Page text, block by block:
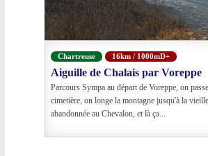
Chartreuse 16km / 1000mD+
Aiguille de Chalais par Voreppe
Parcours Sympa au départ de Voreppe, on
cimetière, on longe la montagne jusqu'à la
abandonnée au Chevalon, et là ça...